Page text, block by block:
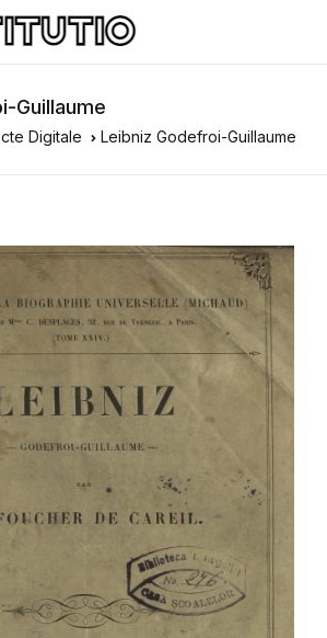
Guillaume
Digitale Leibniz Godefroi-Guillaume